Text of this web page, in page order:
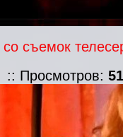
съемок
:: Просмотров: